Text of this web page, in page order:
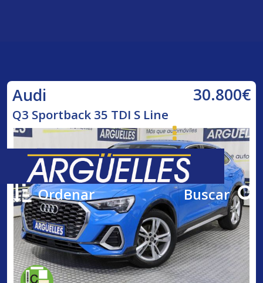
Ordenar Buscar
Audi 30.800€
Q3 Sportback 35 TDI S Line